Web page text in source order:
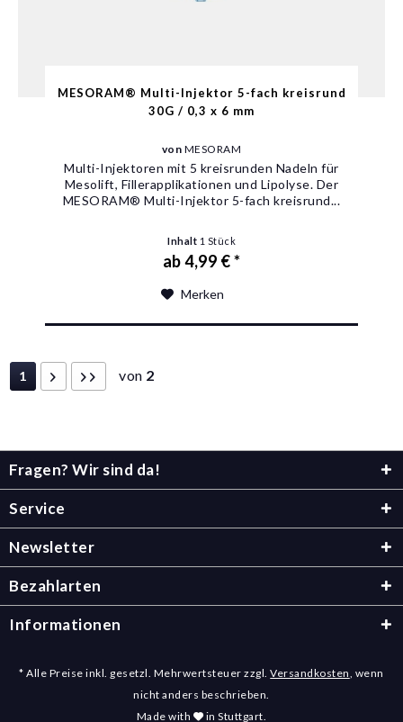
MESORAM® Multi-Injektor 5-fach kreisrund
30G / 0,3 x 6 mm
von MESORAM
Multi-Injektoren mit 5 kreisrunden Nadeln für
Mesolift, Fillerapplikationen und Lipolyse. Der
MESORAM® Multi-Injektor 5-fach kreisrund...
Inhalt 1 Stück
ab 4,99 € *
Merken
1 von 2
Fragen? Wir sind da!
Service
Newsletter
Bezahlarten
Informationen
* Alle Preise inkl. gesetzl. Mehrwertsteuer zzgl.Versandkosten , wenn
nicht anders beschrieben.
Made with
in Stuttgart.